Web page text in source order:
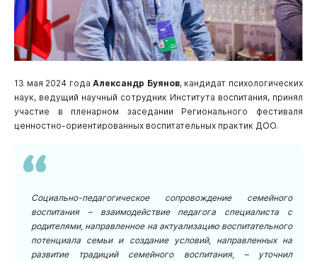
13 мая 2024 годаАлександр Буянов, кандидат психологических
наук, ведущий научный сотрудник Института воспитания, принял
участие в пленарном заседании Регионального фестиваля
ценностно-ориентированных воспитательных практик ДОО.
Социально-педагогическое сопровождение семейного
воспитания – взаимодействие педагога специалиста с
родителями, направленное на актуализацию воспитательного
потенциала семьи и создание условий, направленных на
развитие традиций семейного воспитания, – уточнил